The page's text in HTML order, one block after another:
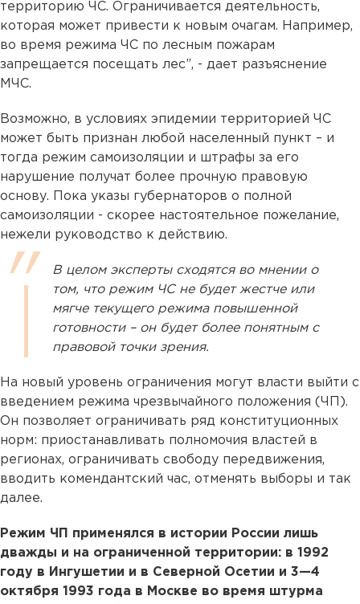
территорию ЧС. Ограничивается деятельность,
которая может привести к новым очагам. Например,
во время режима ЧС по лесным пожарам
запрещается посещать лес”, - дает разъяснение
МЧС.
Возможно, в условиях эпидемии территорией ЧС
может быть признан любой населенный пункт – и
тогда режим самоизоляции и штрафы за его
нарушение получат более прочную правовую
основу. Пока указы губернаторов о полной
самоизоляции - скорее настоятельное пожелание,
нежели руководство к действию.
В целом эксперты сходятся во мнении о
том, что режим ЧС не будет жестче или
мягче текущего режима повышенной
готовности – он будет более понятным с
правовой точки зрения.
На новый уровень ограничения могут власти выйти с
введением режима чрезвычайного положения (ЧП).
Он позволяет ограничивать ряд конституционных
норм: приостанавливать полномочия властей в
регионах, ограничивать свободу передвижения,
вводить комендантский час, отменять выборы и так
далее.
Режим ЧП применялся в истории России лишь
дважды и на ограниченной территории: в 1992
году в Ингушетии и в Северной Осетии и 3—4
октября 1993 года в Москве во время штурма